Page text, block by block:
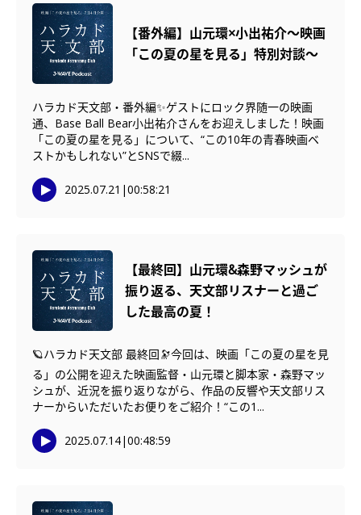
【番外編】山元環×小出祐介〜映画
「この夏の星を見る」特別対談〜
ハラカド天文部・番外編✨ゲストにロック界随一の映画
通、Base Ball Bear小出祐介さんをお迎えしました！映画
「この夏の星を見る」について、“この10年の青春映画ベ
ストかもしれない”とSNSで綴...
2025.07.21 |00:58:21
【最終回】山元環&森野マッシュが
振り返る、天文部リスナーと過ご
した最高の夏！
🪐ハラカド天文部 最終回🔭今回は、映画「この夏の星を見
る」の公開を迎えた映画監督・山元環と脚本家・森野マッ
シュが、近況を振り返りながら、作品の反響や天文部リス
ナーからいただいたお便りをご紹介！“この1...
2025.07.14|00:48:59